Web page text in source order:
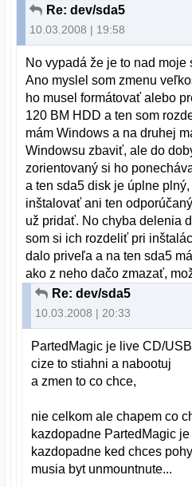
Re: dev/sda5
10.03.2008 | 19:58
No vypadá že je to nad
Ano myslel som zmenu
ho musel formátovať alebo
120 BM HDD a ten som
mám Windows a na druhej
Windowsu zbaviť, ale do
zorientovaný si ho
a ten sda5 disk je úplne
inštalovať ani ten
už pridať. No chyba delenia
som si ich rozdeliť pri
dalo priveľa a na ten sda5
ako z neho dačo zmazať,
Re: dev/sda5
10.03.2008 | 20:33
PartedMagic je live CD/USB
cize to stiahni a nabootuj
a zmen to co chce,
nie celkom ale chapem co
kazdopadne PartedMagic
kazdopadne ked chces
musia byt unmountnute...